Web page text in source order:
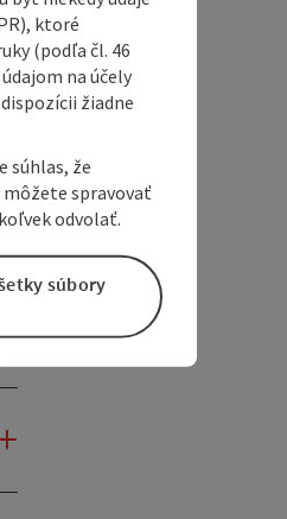
ktoré
(podľa čl. 46
na účely
žiadne
súhlas, že
spravovať
odvolať.
súbory